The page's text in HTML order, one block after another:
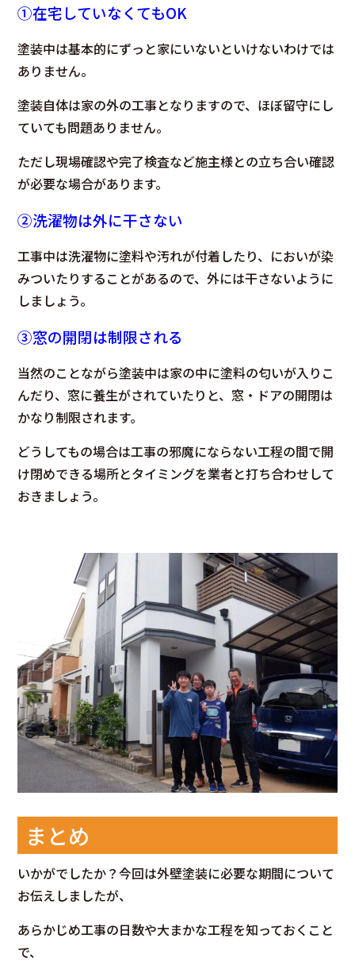
①在宅していなくてもOK
塗装中は基本的にずっと家にいないといけないわけでは
ありません。
塗装自体は家の外の工事となりますので、ほぼ留守にし
ていても問題ありません。
ただし現場確認や完了検査など施主様との立ち合い確認
が必要な場合があります。
②洗濯物は外に干さない
工事中は洗濯物に塗料や汚れが付着したり、においが染
みついたりすることがあるので、外には干さないように
しましょう。
③窓の開閉は制限される
当然のことながら塗装中は家の中に塗料の匂いが入りこ
んだり、窓に養生がされていたりと、窓・ドアの開閉は
かなり制限されます。
どうしてもの場合は工事の邪魔にならない工程の間で開
け閉めできる場所とタイミングを業者と打ち合わせして
おきましょう。
まとめ
いかがでしたか？今回は外壁塗装に必要な期間について
お伝えしましたが、
あらかじめ工事の日数や大まかな工程を知っておくこと
で、